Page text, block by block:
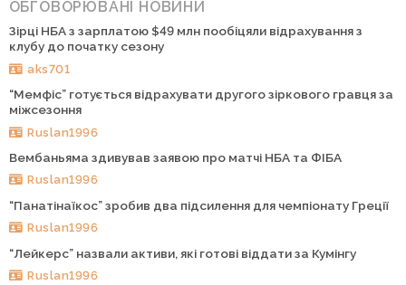
ОБГОВОРЮВАНІ НОВИНИ
Зірці НБА з зарплатою $49 млн пообіцяли відрахування з
клубу до початку сезону
aks701
“Мемфіс” готується відрахувати другого зіркового гравця за
міжсезоння
Ruslan1996
Вембаньяма здивував заявою про матчі НБА та ФІБА
Ruslan1996
“Панатінаїкос” зробив два підсилення для чемпіонату Греції
Ruslan1996
“Лейкерс” назвали активи, які готові віддати за Кумінгу
Ruslan1996